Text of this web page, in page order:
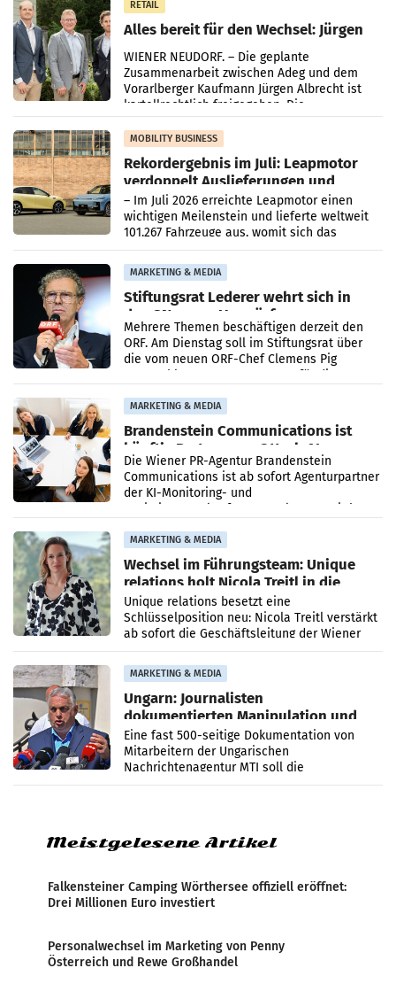
RETAIL
Alles bereit für den Wechsel: Jürgen
Albrecht setzt ab 1.1.2027 auf Adeg
WIENER NEUDORF. – Die geplante
Zusammenarbeit zwischen Adeg und dem
Vorarlberger Kaufmann Jürgen Albrecht ist
kartellrechtlich freigegeben: Die
Bundeswettbewerbsbehörde und der
Bundeskartellanwalt
MOBILITY BUSINESS
Rekordergebnis im Juli: Leapmotor
verdoppelt Auslieferungen und
überschreitet die 100.000er-Marke
– Im Juli 2026 erreichte Leapmotor einen
wichtigen Meilenstein und lieferte weltweit
101.267 Fahrzeuge aus, womit sich das
Ergebnis gegenüber Juli 2025 mehr als
verdoppelte (+102
MARKETING & MEDIA
Stiftungsrat Lederer wehrt sich in
den SN gegen Vorwürfe
Mehrere Themen beschäftigen derzeit den
ORF. Am Dienstag soll im Stiftungsrat über
die vom neuen ORF-Chef Clemens Pig
vorgeschlagenen Besetzungen für die
MARKETING & MEDIA
Brandenstein Communications ist
künftig Partner von OtterlyAI
Die Wiener PR-Agentur Brandenstein
Communications ist ab sofort Agenturpartner
der KI-Monitoring- und
Optimierungsplattform OtterlyAI. Damit baut
MARKETING & MEDIA
Wechsel im Führungsteam: Unique
relations holt Nicola Treitl in die
Geschäftsleitung
Unique relations besetzt eine
Schlüsselposition neu: Nicola Treitl verstärkt
ab sofort die Geschäftsleitung der Wiener
PR-Agentur an der Seite von Josef Kalina und
Anna Kalina-Mahr.
MARKETING & MEDIA
Ungarn: Journalisten
dokumentierten Manipulation und
Zensur
Eine fast 500-seitige Dokumentation von
Mitarbeitern der Ungarischen
Nachrichtenagentur MTI soll die
systematische Nachrichten-Manipulation und
Meistgelesene Artikel
Falkensteiner Camping Wörthersee offiziell eröffnet:
Drei Millionen Euro investiert
Personalwechsel im Marketing von Penny
Österreich und Rewe Großhandel